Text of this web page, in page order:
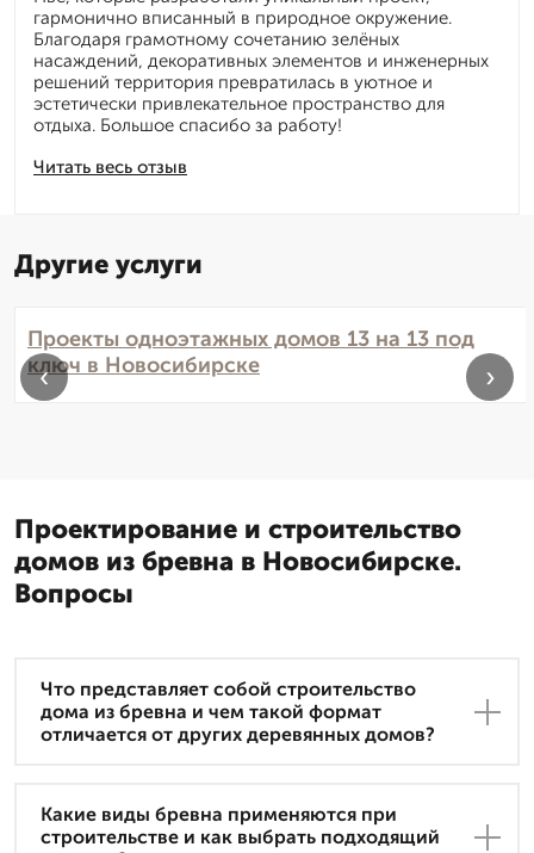
Читать весь отзыв
гармонично вписанный в природное окружение.
Благодаря грамотному сочетанию зелёных
насаждений, декоративных элементов и инженерных
решений территория превратилась в уютное и
эстетически привлекательное пространство для
отдыха. Большое спасибо за работу!
Другие услуги
Проекты одноэтажных домов 13 на 13 под
ключ в Новосибирске
‹ ›
Проектирование и строительство
домов из бревна в Новосибирске.
Вопросы
Что представляет собой строительство
дома из бревна и чем такой формат
отличается от других деревянных домов?
Какие виды бревна применяются при
строительстве и как выбрать подходящий